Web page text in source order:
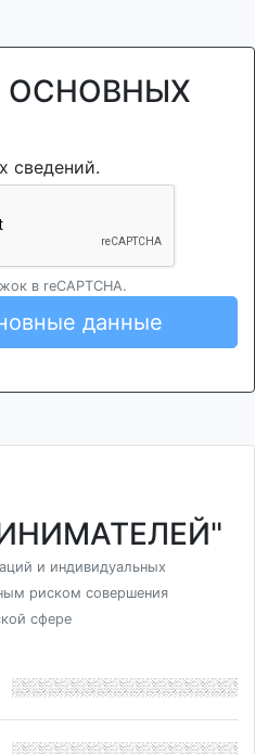
ОСНОВНЫХ
сведений.
в reCAPTCHA.
данные
и индивидуальных
риском совершения
сфере